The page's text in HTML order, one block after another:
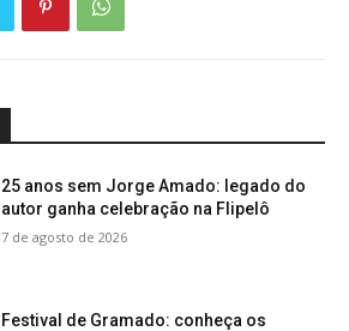
25 anos sem Jorge Amado: legado do
autor ganha celebração na Flipelô
7 de agosto de 2026
Festival de Gramado: conheça os